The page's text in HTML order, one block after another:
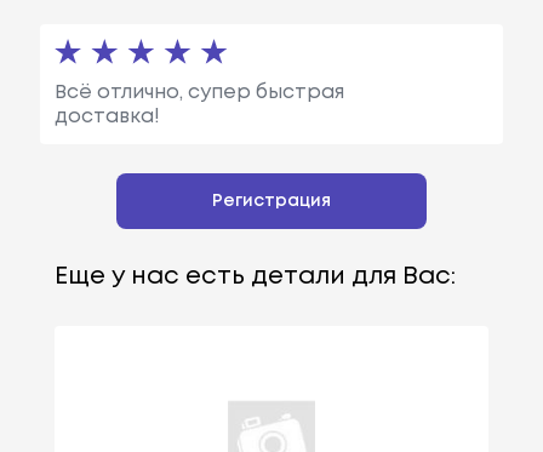
Всё отлично, супер быстрая
доставка!
Регистрация
Еще у нас есть детали для Вас: